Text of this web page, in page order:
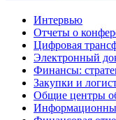
Интервью
Отчеты о
Цифровая
Электронный
Финансы:
Закупки и
Общие центры